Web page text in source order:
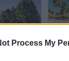
Process My